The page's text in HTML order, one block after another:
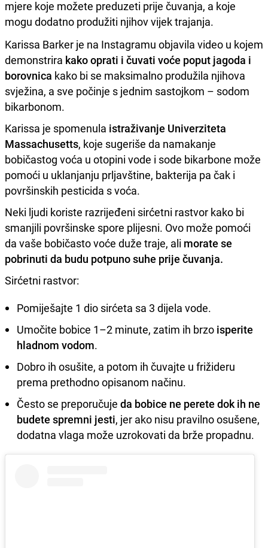
mjere koje možete preduzeti prije čuvanja, a koje
mogu dodatno produžiti njihov vijek trajanja.
Karissa Barker je na Instagramu objavila video u kojem
demonstrira kako oprati i čuvati voće poput jagoda i
borovnica kako bi se maksimalno produžila njihova
svježina, a sve počinje s jednim sastojkom – sodom
bikarbonom.
Karissa je spomenula istraživanje Univerziteta
Massachusetts, koje sugeriše da namakanje
bobičastog voća u otopini vode i sode bikarbone može
pomoći u uklanjanju prljavštine, bakterija pa čak i
površinskih pesticida s voća.
Neki ljudi koriste razrijeđeni sirćetni rastvor kako bi
smanjili površinske spore plijesni. Ovo može pomoći
da vaše bobičasto voće duže traje, ali morate se
pobrinuti da budu potpuno suhe prije čuvanja.
Sirćetni rastvor:
Pomiješajte 1 dio sirćeta sa 3 dijela vode.
Umočite bobice 1–2 minute, zatim ih brzo isperite
hladnom vodom.
Dobro ih osušite, a potom ih čuvajte u frižideru
prema prethodno opisanom načinu.
Često se preporučuje da bobice ne perete dok ih ne
budete spremni jesti, jer ako nisu pravilno osušene,
dodatna vlaga može uzrokovati da brže propadnu.